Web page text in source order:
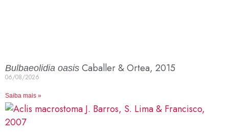
Bulbaeolidia oasis Caballer & Ortea, 2015
06/08/2026
Saiba mais »